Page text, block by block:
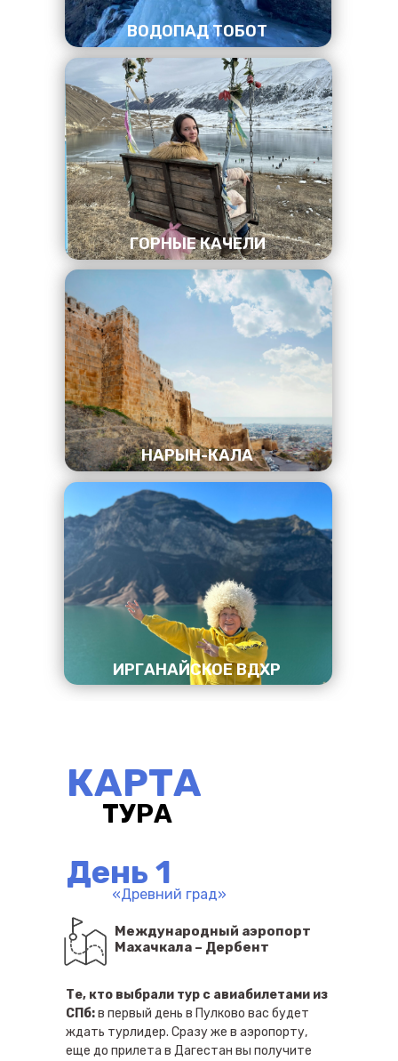
ВОДОПАД ТОБОТ
НАРЫН-КАЛА
ИРГАНАЙСКОЕ ВДХР
ГОРНЫЕ КАЧЕЛИ
Те, кто выбрали тур с авиабилетами из
СПб:в первый день в Пулково вас будет
ждать турлидер. Сразу же в аэропорту,
еще до прилета в Дагестан вы получите
КАРТА
ТУРА
День 1
Международный аэропорт
Махачкала – Дербент
«Древний град»